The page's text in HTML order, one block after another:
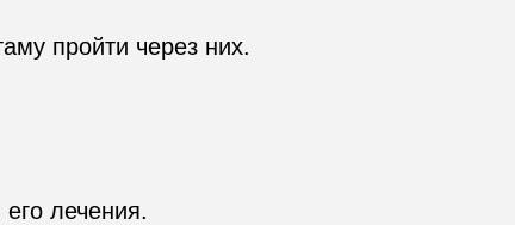
пройти через них.
лечения.